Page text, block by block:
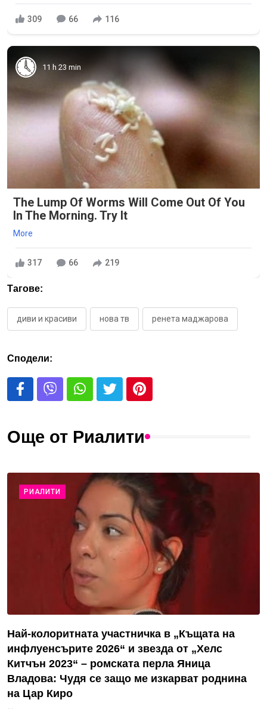
309 66 116
11 h 23 min
The Lump Of Worms Will Come Out Of You
In The Morning. Try It
More
317 66 219
Тагове:
диви и красиви нова тв ренета маджарова
Сподели:
Още от Риалити
РИАЛИТИ
Най-колоритната участничка в „Къщата на
инфлуенсърите 2026“ и звезда от „Хелс
Китчън 2023“ – ромската перла Яница
Владова: Чудя се защо ме изкарват роднина
на Цар Киро